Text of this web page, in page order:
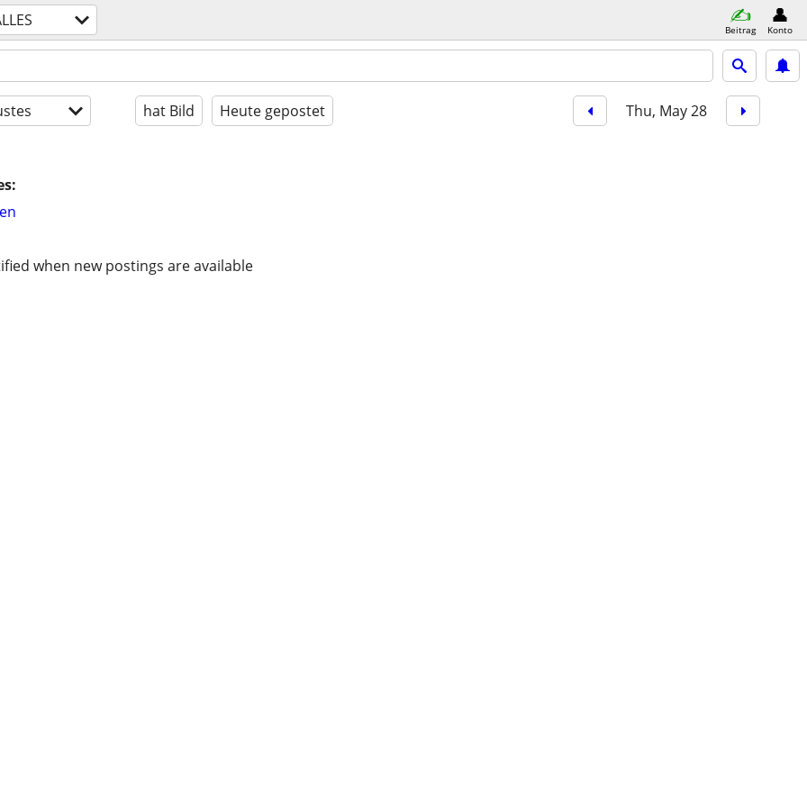
Beitrag Konto
hat Bild Heute gepostet Thu, May 28
when new postings are available